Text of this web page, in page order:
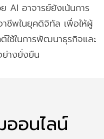
AI อาจารย์ยังเน้นการ
าชีพในยุคดิจิทัล เพื่อให้ผู้
ใช้ในการพัฒนาธุรกิจและ
างยั่งยืน
ออนไลน์